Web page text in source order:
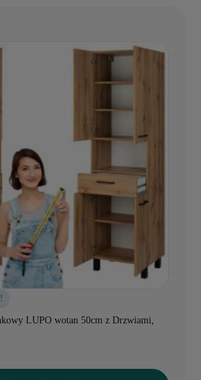
LUPO wotan 50cm z Drzwiami,